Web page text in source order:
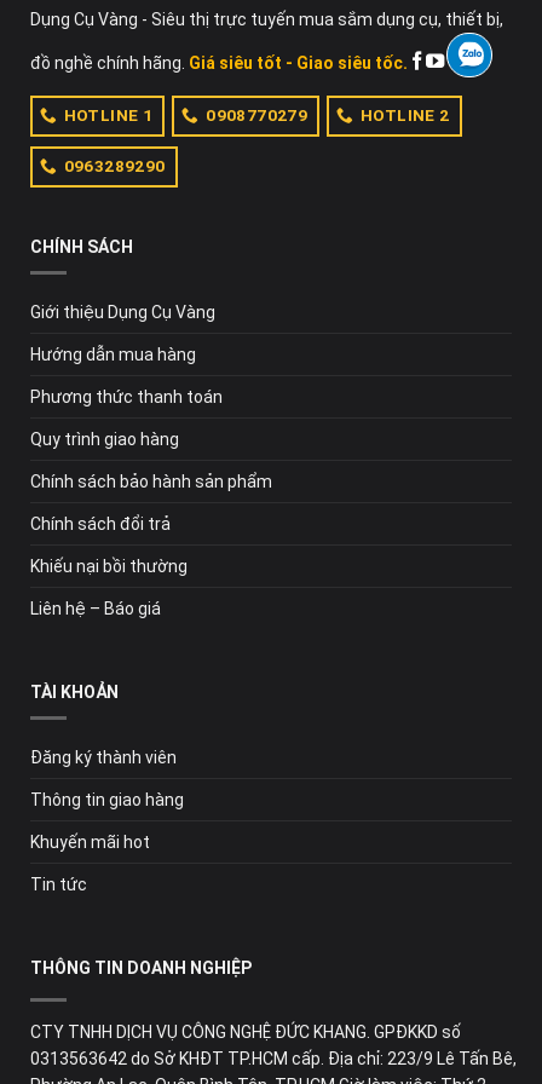
hàng kịp thời và chuyên nghiệp qua hotline 0909 454 195.
Liên hệ ngay với Dụng Cụ Vàng để được tư vấn lựa chọn
máy cắt Totalthích hợp.
DỤNG CỤ VÀNG – CHUYÊN BÁN MÁY CẮT TOTAL
HÃNG TẠI TPHCM
Địa chỉ:52 Đông Du, P. Bến Nghé, Q.1, TP.HCM
Mã số thuế:0316419566
Website:
Dụng Cụ Vàng - Siêu thị trực tuyến mua sắm dụng cụ, thiết bị,
đồ nghề chính hãng. Giá siêu tốt - Giao siêu tốc.
HOTLINE 1 0908770279 HOTLINE 2
0963289290
CHÍNH SÁCH
Giới thiệu Dụng Cụ Vàng
Hướng dẫn mua hàng
Phương thức thanh toán
Quy trình giao hàng
Chính sách bảo hành sản phẩm
Chính sách đổi trả
Khiếu nại bồi thường
Liên hệ – Báo giá
TÀI KHOẢN
Đăng ký thành viên
Thông tin giao hàng
Khuyến mãi hot
Tin tức
THÔNG TIN DOANH NGHIỆP
CTY TNHH DỊCH VỤ CÔNG NGHỆ ĐỨC KHANG. GPĐKKD số
0313563642 do Sở KHĐT TP.HCM cấp. Địa chỉ: 223/9 Lê Tấn Bê,